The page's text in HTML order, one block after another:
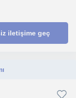
iletişime geç